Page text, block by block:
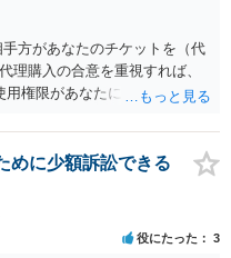
所は明らかにしないでしょ
情報）から、相手の住所等の
えます。 以上、ご参考まで。
方があなたのチケットを（代
理購入の合意を重視すれば、
権限があなたにあり、チケッ
方と一緒に行く」という合意
きません。こちらを重視すれ
に行く」という結果の実現に
ットを引き渡すべきといえる
るのが当事者の合理的意思に
くことになると思います。 例
めに少額訴訟できる
役にたった 3